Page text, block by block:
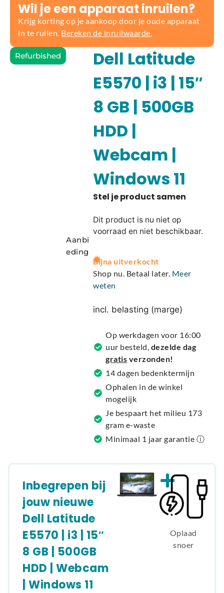
Wil je een apparaat inruilen?
Krijg korting op je aankoop door je oude apparaat
in te ruilen. Bereken de inruilwaarde.
Refurbished
Aanbi
eding
Dell Latitude
E5570 | i3 | 15″
8 GB | 500GB
HDD |
Webcam |
Windows 11
Dit product is nu niet op
voorraad en niet beschikbaar.
A
l
t
r
t
v
e
:
Bijna uitverkocht
Shop nu. Betaal later. Meer
weten
incl. belasting (marge)
Op werkdagen voor 16:00
uur besteld, dezelde dag
gratis verzonden!
14 dagen bedenktermijn
Ophalen in de winkel
mogelijk
Je bespaart het milieu 173
gram e-waste
Minimaal 1 jaar garantie ⓘ
Inbegrepen bij
jouw nieuwe
Dell Latitude
E5570 | i3 | 15″
8 GB | 500GB
HDD | Webcam
| Windows 11
Oplaad
snoer